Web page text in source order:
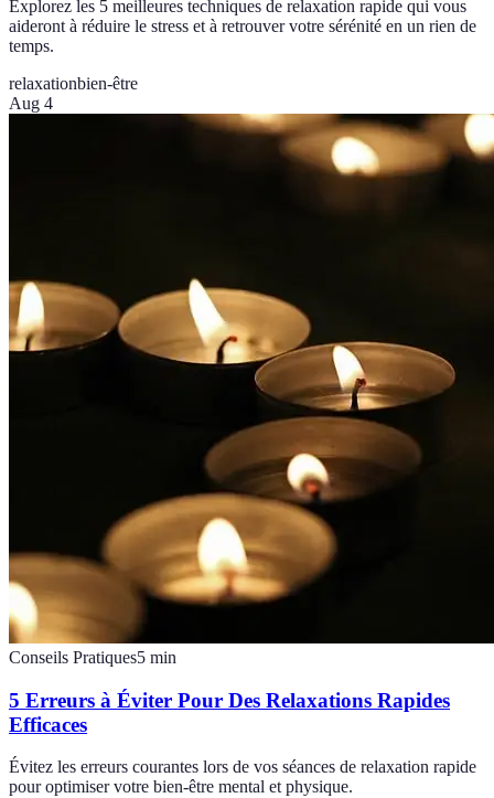
Explorez les 5 meilleures techniques de relaxation rapide qui vous
aideront à réduire le stress et à retrouver votre sérénité en un rien de
temps.
relaxationbien-être
Aug 4
Conseils Pratiques5 min
5 Erreurs à Éviter Pour Des Relaxations Rapides
Efficaces
Évitez les erreurs courantes lors de vos séances de relaxation rapide
pour optimiser votre bien-être mental et physique.